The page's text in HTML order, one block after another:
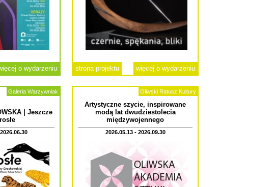
o wydarzeniu strona projektu więcej o wydarzeniu
Galeria Warzywniak
| Jeszcze
Oliwski Ratusz Kultury
Artystyczne szycie, inspirowane
modą lat dwudziestolecia
międzywojennego
2026.05.13 - 2026.09.30